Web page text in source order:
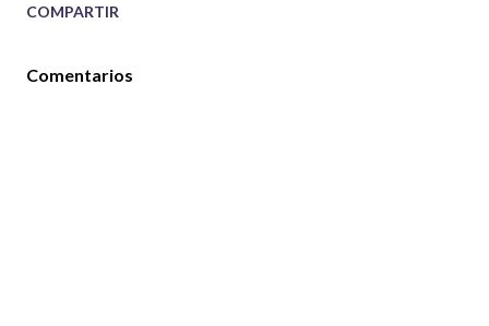
COMPARTIR
Comentarios